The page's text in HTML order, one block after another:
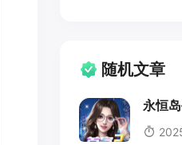
随机文章
永恒